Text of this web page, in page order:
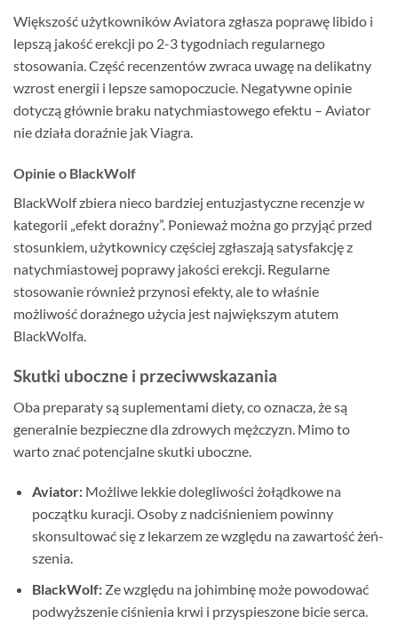
Większość użytkowników Aviatora zgłasza poprawę libido i
lepszą jakość erekcji po 2-3 tygodniach regularnego
stosowania. Część recenzentów zwraca uwagę na delikatny
wzrost energii i lepsze samopoczucie. Negatywne opinie
dotyczą głównie braku natychmiastowego efektu – Aviator
nie działa doraźnie jak Viagra.
Opinie o BlackWolf
BlackWolf zbiera nieco bardziej entuzjastyczne recenzje w
kategorii „efekt doraźny”. Ponieważ można go przyjąć przed
stosunkiem, użytkownicy częściej zgłaszają satysfakcję z
natychmiastowej poprawy jakości erekcji. Regularne
stosowanie również przynosi efekty, ale to właśnie
możliwość doraźnego użycia jest największym atutem
BlackWolfa.
Skutki uboczne i przeciwwskazania
Oba preparaty są suplementami diety, co oznacza, że są
generalnie bezpieczne dla zdrowych mężczyzn. Mimo to
warto znać potencjalne skutki uboczne.
Aviator:Możliwe lekkie dolegliwości żołądkowe na
początku kuracji. Osoby z nadciśnieniem powinny
skonsultować się z lekarzem ze względu na zawartość żeń-
szenia.
BlackWolf:Ze względu na johimbinę może powodować
podwyższenie ciśnienia krwi i przyspieszone bicie serca.